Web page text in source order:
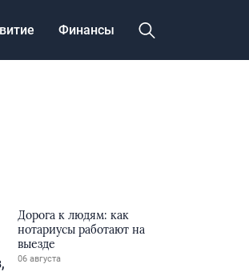
Финансы
Дорога к людям: как
нотариусы работают на
выезде
06 августа